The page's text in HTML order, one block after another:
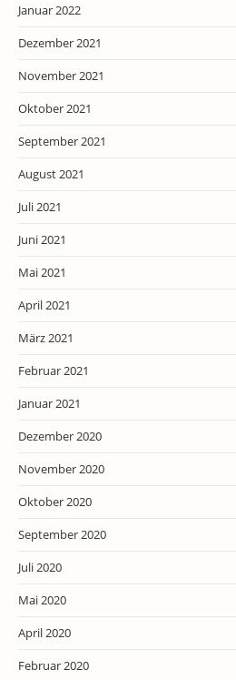
Januar 2022
Dezember 2021
November 2021
Oktober 2021
September 2021
August 2021
Juli 2021
Juni 2021
Mai 2021
April 2021
März 2021
Februar 2021
Januar 2021
Dezember 2020
November 2020
Oktober 2020
September 2020
Juli 2020
Mai 2020
April 2020
Februar 2020